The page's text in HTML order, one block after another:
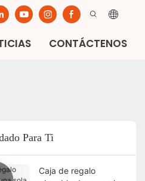
CONTÁCTENOS
Para Ti
Caja de regalo